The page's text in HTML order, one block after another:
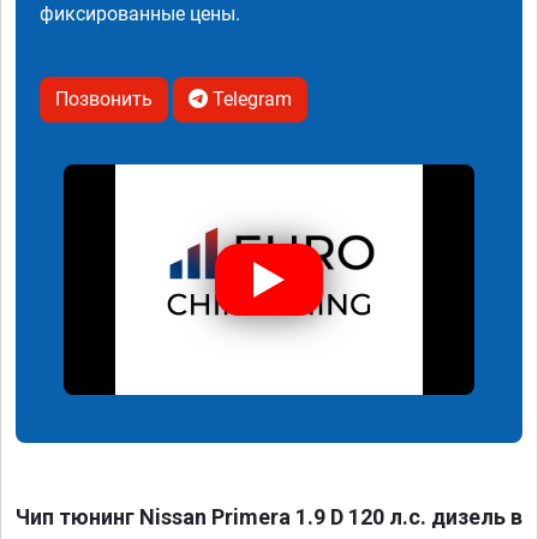
фиксированные цены.
Позвонить Telegram
Чип тюнинг Nissan Primera 1.9 D 120 л.с. дизель в